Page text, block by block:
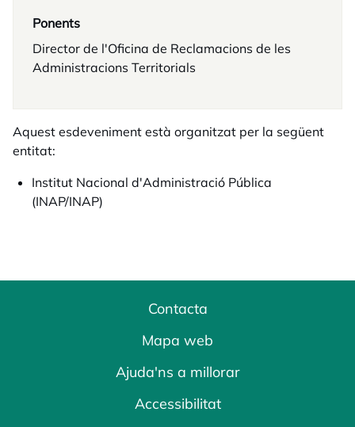
Ponents
Director de l'Oficina de Reclamacions de les
Administracions Territorials
Aquest esdeveniment està organitzat per la següent
entitat:
Institut Nacional d'Administració Pública
(INAP/INAP)
Contacta
Mapa web
Ajuda'ns a millorar
Accessibilitat